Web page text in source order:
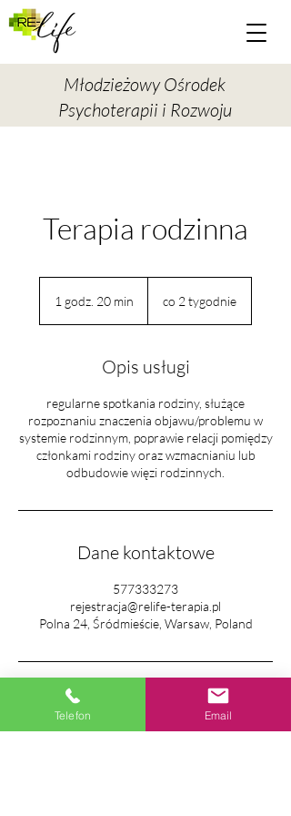
Młodzieżowy Ośrodek
Psychoterapii i Rozwoju
Terapia rodzinna
1 godz. 20 min
z
0
m
i
n
co 2 tygodnie
Opis usługi
regularne spotkania rodziny, służące
rozpoznaniu znaczenia objawu/problemu w
systemie rodzinnym, poprawie relacji pomiędzy
członkami rodziny oraz wzmacnianiu lub
odbudowie więzi rodzinnych.
Dane kontaktowe
577333273
rejestracja@relife-terapia.pl
Polna 24, Śródmieście, Warsaw, Poland
Napisz do nas.
Telefon Email